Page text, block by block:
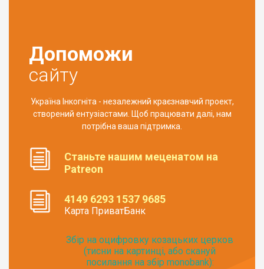
Допоможи
сайту
Україна Інкогніта - незалежний краєзнавчий проект,
створений ентузіастами. Щоб працювати далі, нам
потрібна ваша підтримка.
Станьте нашим меценатом на
Patreon
4149 6293 1537 9685
Карта ПриватБанк
Збір на оцифровку козацьких церков
(тисни на картинці, або скануй
посилання на збір monobank):